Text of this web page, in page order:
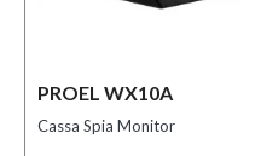
PROEL WX10A
Cassa Spia Monitor